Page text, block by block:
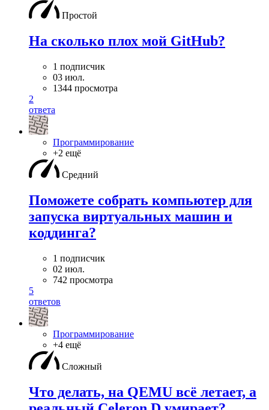
Простой
На сколько плох мой GitHub?
1 подписчик
03 июл.
1344 просмотра
2
ответа
Программирование
+2 ещё
Средний
Поможете собрать компьютер для
запуска виртуальных машин и
коддинга?
1 подписчик
02 июл.
742 просмотра
5
ответов
Программирование
+4 ещё
Сложный
Что делать, на QEMU всё летает, а